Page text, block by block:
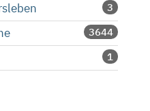
3
3644
1